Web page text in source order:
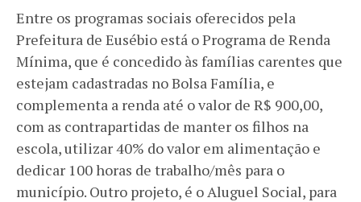
Entre os programas sociais oferecidos pela
Prefeitura de Eusébio está o Programa de Renda
Mínima, que é concedido às famílias carentes que
estejam cadastradas no Bolsa Família, e
complementa a renda até o valor de R$ 900,00,
com as contrapartidas de manter os filhos na
escola, utilizar 40% do valor em alimentação e
dedicar 100 horas de trabalho/mês para o
município. Outro projeto, é o Aluguel Social, para